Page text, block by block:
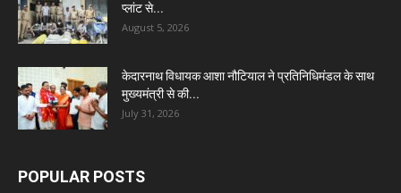
प्लांट से...
August 5, 2026
केदारनाथ विधायक आशा नौटियाल ने प्रतिनिधिमंडल के साथ
मुख्यमंत्री से की...
July 31, 2026
POPULAR POSTS